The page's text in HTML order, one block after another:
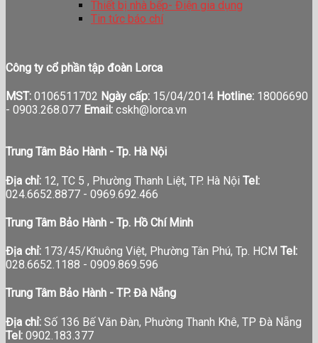
Thiết bị nhà bếp- Điện gia dụng
Tin tức báo chí
Công ty cổ phần tập đoàn Lorca
MST: 0106511702 Ngày cấp: 15/04/2014 Hotline: 18006690
- 0903.268.077 Email: cskh@lorca.vn
Trung Tâm Bảo Hành - Tp. Hà Nội
Địa chỉ: 12, TC 5 , Phường Thanh Liệt, TP. Hà Nội Tel:
024.6652.8877 - 0969.692.466
Trung Tâm Bảo Hành - Tp. Hồ Chí Minh
Địa chỉ: 173/45/Khuông Việt, Phường Tân Phú, Tp. HCM Tel:
028.6652.1188 - 0909.869.596
Trung Tâm Bảo Hành - TP. Đà Nẵng
Địa chỉ: Số 136 Bế Văn Đàn, Phường Thanh Khê, TP Đà Nẵng
Tel: 0902.183.377